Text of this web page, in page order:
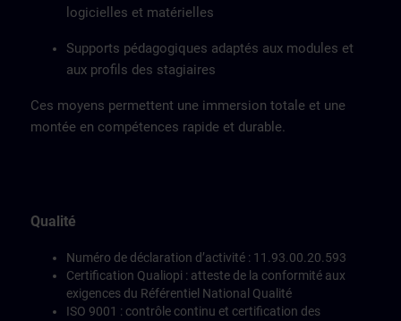
logicielles et matérielles
Supports pédagogiques adaptés aux modules et
aux profils des stagiaires
Ces moyens permettent une immersion totale et une
montée en compétences rapide et durable.
Qualité
Numéro de déclaration d’activité : 11.93.00.20.593
Certification Qualiopi : atteste de la conformité aux
exigences du Référentiel National Qualité
ISO 9001 : contrôle continu et certification des